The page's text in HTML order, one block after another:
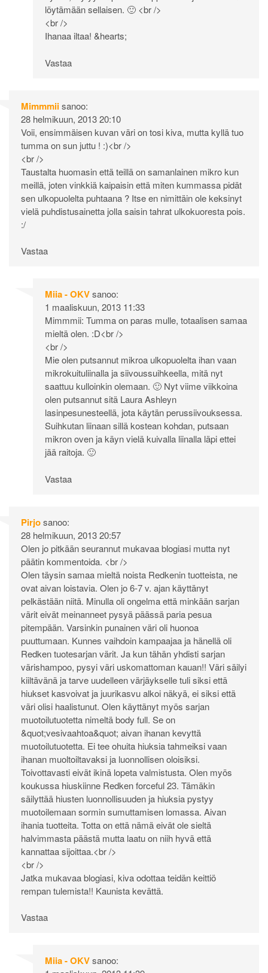
löytämään sellaisen. 🙂 <br />
<br />
Ihanaa iltaa! &hearts;
Vastaa
Mimmmiisanoo:
28 helmikuun, 2013 20:10
Voii, ensimmäisen kuvan väri on tosi kiva, mutta kyllä tuo
tumma on sun juttu ! :)<br />
<br />
Taustalta huomasin että teillä on samanlainen mikro kun
meillä, joten vinkkiä kaipaisin että miten kummassa pidät
sen ulkopuolelta puhtaana ? Itse en nimittäin ole keksinyt
vielä puhdistusainetta jolla saisin tahrat ulkokuoresta pois.
:/
Vastaa
Miia - OKVsanoo:
1 maaliskuun, 2013 11:33
Mimmmii: Tumma on paras mulle, totaalisen samaa
mieltä olen. :D<br />
<br />
Mie olen putsannut mikroa ulkopuolelta ihan vaan
mikrokuituliinalla ja siivoussuihkeella, mitä nyt
saattuu kulloinkin olemaan. 🙂 Nyt viime viikkoina
olen putsannut sitä Laura Ashleyn
lasinpesunesteellä, jota käytän perussiivouksessa.
Suihkutan liinaan sillä kostean kohdan, putsaan
mikron oven ja käyn vielä kuivalla liinalla läpi ettei
jää raitoja. 🙂
Vastaa
Pirjosanoo:
28 helmikuun, 2013 20:57
Olen jo pitkään seurannut mukavaa blogiasi mutta nyt
päätin kommentoida. <br />
Olen täysin samaa mieltä noista Redkenin tuotteista, ne
ovat aivan loistavia. Olen jo 6-7 v. ajan käyttänyt
pelkästään niitä. Minulla oli ongelma että minkään sarjan
värit eivät meinanneet pysyä päässä paria pesua
pitempään. Varsinkin punainen väri oli huonoa
puuttumaan. Kunnes vaihdoin kampaajaa ja hänellä oli
Redken tuotesarjan värit. Ja kun tähän yhdisti sarjan
värishampoo, pysyi väri uskomattoman kauan!! Väri säilyi
kiiltävänä ja tarve uudelleen värjäykselle tuli siksi että
hiukset kasvoivat ja juurikasvu alkoi näkyä, ei siksi että
väri olisi haalistunut. Olen käyttänyt myös sarjan
muotoilutuotetta nimeltä body full. Se on
&quot;vesivaahtoa&quot; aivan ihanan kevyttä
muotoilutuotetta. Ei tee ohuita hiuksia tahmeiksi vaan
ihanan muoltoiltavaksi ja luonnollisen oloisiksi.
Toivottavasti eivät ikinä lopeta valmistusta. Olen myös
koukussa hiuskiinne Redken forceful 23. Tämäkin
säilyttää hiusten luonnollisuuden ja hiuksia pystyy
muotoilemaan sormin sumuttamisen lomassa. Aivan
ihania tuotteita. Totta on että nämä eivät ole sieltä
halvimmasta päästä mutta laatu on niih hyvä että
kannattaa sijoittaa.<br />
<br />
Jatka mukavaa blogiasi, kiva odottaa teidän keittiö
rempan tulemista!! Kaunista kevättä.
Vastaa
Miia - OKVsanoo: